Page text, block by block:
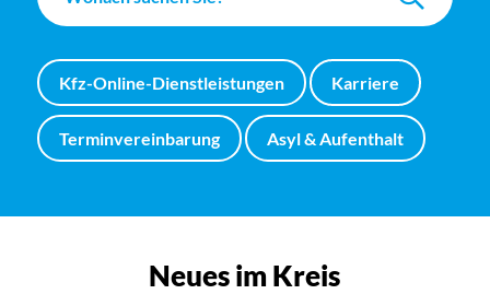
Kfz-Online-Dienstleistungen Karriere
Terminvereinbarung Asyl & Aufenthalt
Neues im Kreis